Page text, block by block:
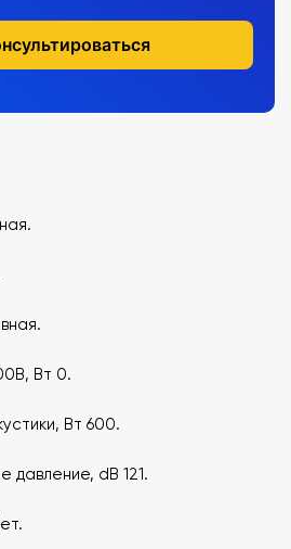
Вт 0.
Вт 600.
давление, dB 121.